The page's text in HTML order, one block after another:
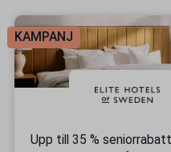
KAMPANJ
Upp till 35 %